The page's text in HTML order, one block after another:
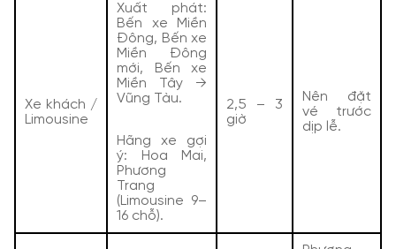
Xe khách /
Limousine
Xuất phát:
Bến xe Miền
Đông, Bến xe
Miền Đông
mới, Bến xe
Miền Tây →
Vũng Tàu.
Hãng xe gợi
ý: Hoa Mai,
Phương
Trang
(Limousine 9–
16 chỗ).
2,5 – 3
giờ
Nên đặt
vé trước
dịp lễ.